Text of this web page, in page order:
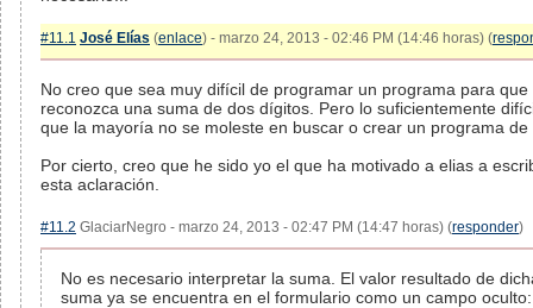
#11.1 José Elías (enlace) - marzo 24, 2013 - 02:46 PM (14:46 horas) (
No creo que sea muy difícil de programar un programa para que
reconozca una suma de dos dígitos. Pero lo suficientemente
que la mayoría no se moleste en buscar o crear un programa de
Por cierto, creo que he sido yo el que ha motivado a elias a
esta aclaración.
#11.2 GlaciarNegro - marzo 24, 2013 - 02:47 PM (14:47 horas) (responder)
No es necesario interpretar la suma. El valor resultado de
suma ya se encuentra en el formulario como un campo oculto: